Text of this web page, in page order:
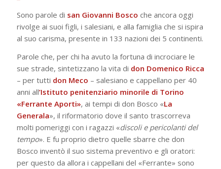
Sono parole di san Giovanni Bosco che ancora oggi
rivolge ai suoi figli, i salesiani, e alla famiglia che si ispira
al suo carisma, presente in 133 nazioni dei 5 continenti.
Parole che, per chi ha avuto la fortuna di incrociare le
sue strade, sintetizzano la vita di don Domenico Ricca
– per tutti don Meco – salesiano e cappellano per 40
anni all’Istituto penitenziario minorile di Torino
«Ferrante Aporti», ai tempi di don Bosco «La
Generala», il riformatorio dove il santo trascorreva
molti pomeriggi con i ragazzi «discoli e pericolanti del
tempo». E fu proprio dietro quelle sbarre che don
Bosco inventò il suo sistema preventivo e gli oratori:
per questo da allora i cappellani del «Ferrante» sono